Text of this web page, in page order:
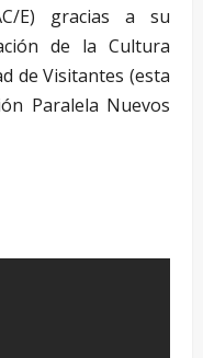
E) gracias a su
de la Cultura
de Visitantes (esta
Paralela Nuevos